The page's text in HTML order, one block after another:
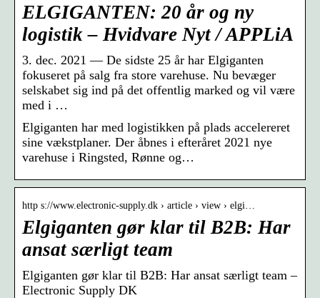
ELGIGANTEN: 20 år og ny
logistik – Hvidvare Nyt / APPLiA
3. dec. 2021 — De sidste 25 år har Elgiganten
fokuseret på salg fra store varehuse. Nu bevæger
selskabet sig ind på det offentlig marked og vil være
med i …
Elgiganten har med logistikken på plads accelereret
sine vækstplaner. Der åbnes i efteråret 2021 nye
varehuse i Ringsted, Rønne og…
http s://www.electronic-supply.dk › article › view › elgi…
Elgiganten gør klar til B2B: Har
ansat særligt team
Elgiganten gør klar til B2B: Har ansat særligt team –
Electronic Supply DK